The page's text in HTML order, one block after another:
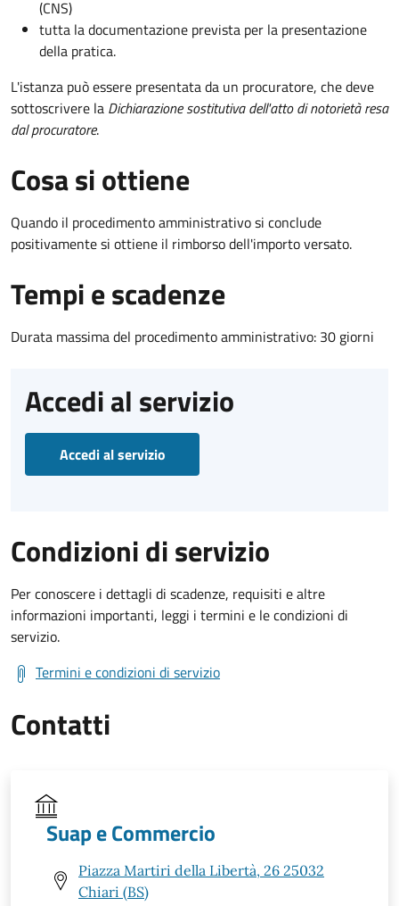
(CNS)
tutta la documentazione prevista per la presentazione
della pratica.
L'istanza può essere presentata da un procuratore, che deve
sottoscrivere la Dichiarazione sostitutiva dell'atto di notorietà resa
dal procuratore.
Cosa si ottiene
Quando il procedimento amministrativo si conclude
positivamente si ottiene il rimborso dell'importo versato.
Tempi e scadenze
Durata massima del procedimento amministrativo: 30 giorni
Accedi al servizio
Accedi al servizio
Condizioni di servizio
Per conoscere i dettagli di scadenze, requisiti e altre
informazioni importanti, leggi i termini e le condizioni di
servizio.
Termini e condizioni di servizio
Contatti
Suap e Commercio
Piazza Martiri della Libertà, 26 25032
Chiari (BS)